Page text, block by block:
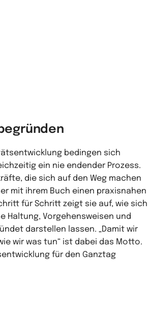
bedingen sich
ein nie endender Prozess.
die sich auf den Weg machen
mit ihrem Buch einen praxisnahen
für Schritt zeigt sie auf, wie sich
Haltung, Vorgehensweisen und
darstellen lassen. „Damit wir
wir was tun“ ist dabei das Motto.
für den Ganztag